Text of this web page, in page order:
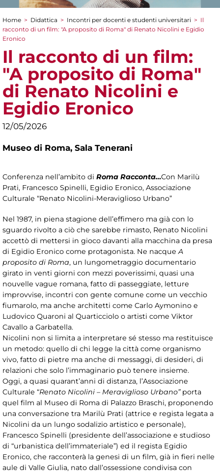
Tu sei qui
Home > Didattica > Incontri per docenti e studenti universitari > Il
racconto di un film: "A proposito di Roma" di Renato Nicolini e Egidio
Eronico
Il racconto di un film:
"A proposito di Roma"
di Renato Nicolini e
Egidio Eronico
12/05/2026
Museo di Roma, Sala Tenerani
Conferenza nell’ambito di Roma Racconta…Con Marilù
Prati, Francesco Spinelli, Egidio Eronico, Associazione
Culturale “Renato Nicolini-Meraviglioso Urbano”
Nel 1987, in piena stagione dell’effimero ma già con lo
sguardo rivolto a ciò che sarebbe rimasto, Renato Nicolini
accettò di mettersi in gioco davanti alla macchina da presa
di Egidio Eronico come protagonista. Ne nacqueA
proposito di Roma, un lungometraggio documentario
girato in venti giorni con mezzi poverissimi, quasi una
nouvelle vague romana, fatto di passeggiate, letture
improvvise, incontri con gente comune come un vecchio
fiumarolo, ma anche architetti come Carlo Aymonino e
Ludovico Quaroni al Quarticciolo o artisti come Viktor
Cavallo a Garbatella.
Nicolini non si limita a interpretare sé stesso ma restituisce
un metodo: quello di chi legge la città come organismo
vivo, fatto di pietre ma anche di messaggi, di desideri, di
relazioni che solo l’immaginario può tenere insieme.
Oggi, a quasi quarant’anni di distanza, l’Associazione
Culturale “Renato Nicolini – Meraviglioso Urbano”porta
quel film al Museo di Roma di Palazzo Braschi, proponendo
una conversazione tra Marilù Prati (attrice e regista legata a
Nicolini da un lungo sodalizio artistico e personale),
Francesco Spinelli (presidente dell’associazione e studioso
di “urbanistica dell’immateriale”) ed il regista Egidio
Eronico, che racconterà la genesi di un film, già in fieri nelle
aule di Valle Giulia, nato dall’ossessione condivisa con